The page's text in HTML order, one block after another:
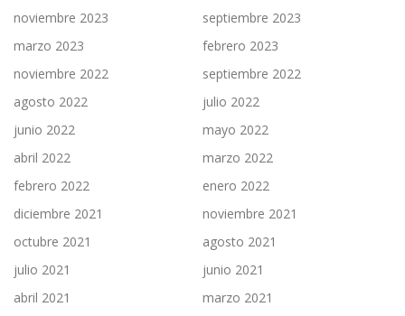
noviembre 2023
septiembre 2023
marzo 2023
febrero 2023
noviembre 2022
septiembre 2022
agosto 2022
julio 2022
junio 2022
mayo 2022
abril 2022
marzo 2022
febrero 2022
enero 2022
diciembre 2021
noviembre 2021
octubre 2021
agosto 2021
julio 2021
junio 2021
abril 2021
marzo 2021